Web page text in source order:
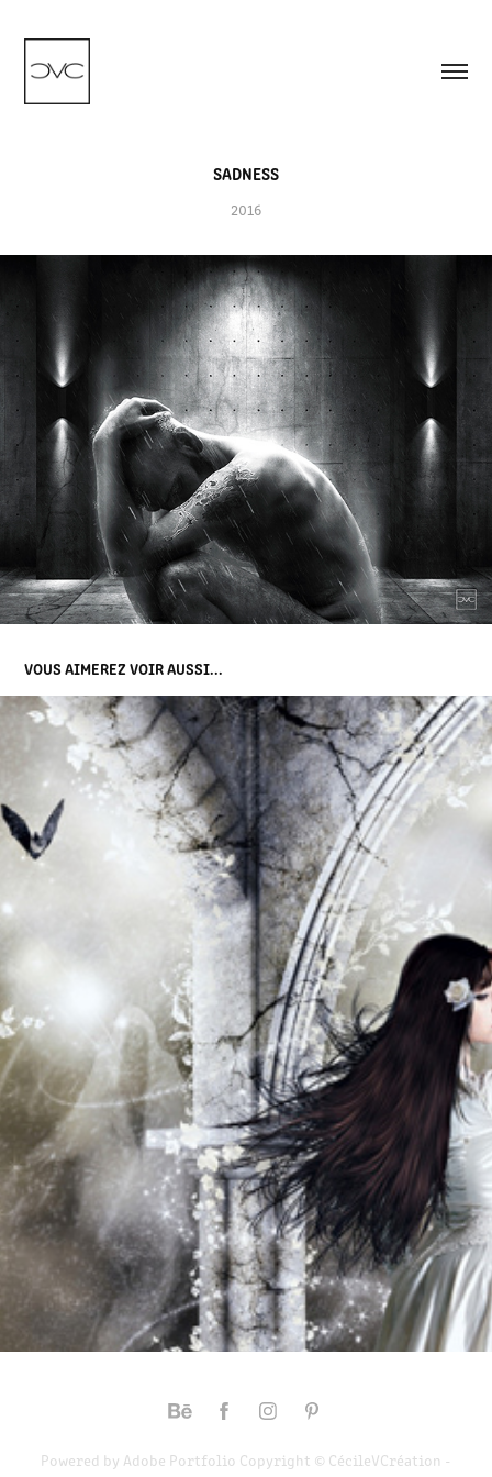
SADNESS
2016
VOUS AIMEREZ VOIR AUSSI...
INSTANTS MAGIQUES AU CLAIR DE LUNE
2013
Powered by Adobe Portfolio Copyright © CécileVCréation -